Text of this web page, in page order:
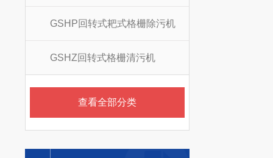
GSHP回转式耙式格栅除污机
GSHZ回转式格栅清污机
查看全部分类